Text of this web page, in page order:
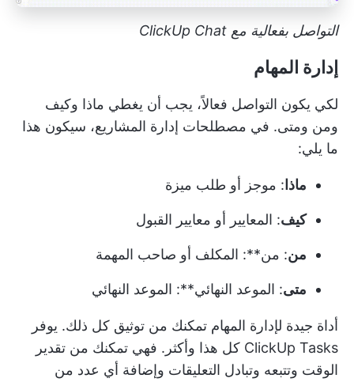
التواصل بفعالية مع ClickUp Chat
إدارة المهام
لكي يكون التواصل فعالاً، يجب أن يغطي ماذا وكيف
ومن ومتى. في مصطلحات إدارة المشاريع، سيكون هذا
ما يلي:
ماذا: موجز أو طلب ميزة
كيف: المعايير أو معايير القبول
من: من**: المكلف أو صاحب المهمة
متى: الموعد النهائي**: الموعد النهائي
أداة جيدة لإدارة المهام تمكنك من توثيق كل ذلك. يوفر
ClickUp Tasks كل هذا وأكثر. فهي تمكنك من تقدير
الوقت وتتبعه وتبادل التعليقات وإضافة أي عدد من